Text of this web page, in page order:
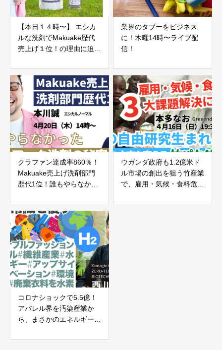
【本日１４時〜】 エシカ
ルな洗剤でMakuake歴代
売上げ１位！の理由に迫
業界のタブーをビジネス
に！木曜14時〜ライブ配
信！
クラファン達成率860％！
Makuake売上げ洗剤部門
歴代1位！誰もやらなかっ
とは？【エシカルノーマ
ル・本川誠代表生出演！】
ウガンダ政府も1.2億米ド
ル市場の創出を狙う竹産業
で、雇用・気候・食料危機
【理科の自由研究生まれ！
コロナショックで5.5億！
アパレル界を汚染産業か
ら、まさかのエネルギー産
ンタビュー！｜